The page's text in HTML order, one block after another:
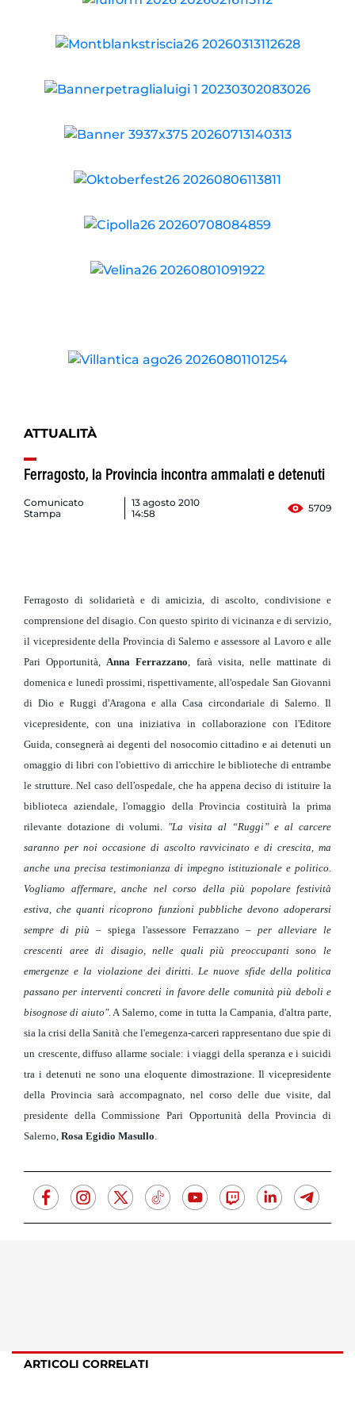
ATTUALITÀ
Ferragosto, la Provincia incontra ammalati e detenuti
Comunicato
Stampa
13 agosto 2010
14:58
5709
Ferragosto di solidarietà e di amicizia, di ascolto, condivisione e
comprensione del disagio. Con questo spirito di vicinanza e di servizio,
il vicepresidente della Provincia di Salerno e assessore al Lavoro e alle
Pari Opportunità, Anna Ferrazzano , farà visita, nelle mattinate di
domenica e lunedì prossimi, rispettivamente, all'ospedale San Giovanni
di Dio e Ruggi d'Aragona e alla Casa circondariale di Salerno. Il
vicepresidente, con una iniziativa in collaborazione con l'Editore
Guida, consegnerà ai degenti del nosocomio cittadino e ai detenuti un
omaggio di libri con l'obiettivo di arricchire le biblioteche di entrambe
le strutture. Nel caso dell'ospedale, che ha appena deciso di istituire la
biblioteca aziendale, l'omaggio della Provincia costituirà la prima
rilevante dotazione di volumi. "La visita al “Ruggi” e al carcere
saranno per noi occasione di ascolto ravvicinato e di crescita, ma
anche una precisa testimonianza di impegno istituzionale e politico.
Vogliamo affermare, anche nel corso della più popolare festività
estiva, che quanti ricoprono funzioni pubbliche devono adoperarsi
sempre di più – spiega l'assessore Ferrazzano – per alleviare le
crescenti aree di disagio, nelle quali più preoccupanti sono le
emergenze e la violazione dei diritti. Le nuove sfide della politica
passano per interventi concreti in favore delle comunità più deboli e
bisognose di aiuto". A Salerno, come in tutta la Campania, d'altra parte,
sia la crisi della Sanità che l'emegenza-carceri rappresentano due spie di
un crescente, diffuso allarme sociale: i viaggi della speranza e i suicidi
tra i detenuti ne sono una eloquente dimostrazione. Il vicepresidente
della Provincia sarà accompagnato, nel corso delle due visite, dal
presidente della Commissione Pari Opportunità della Provincia di
Salerno, Rosa Egidio Masullo
ARTICOLI CORRELATI